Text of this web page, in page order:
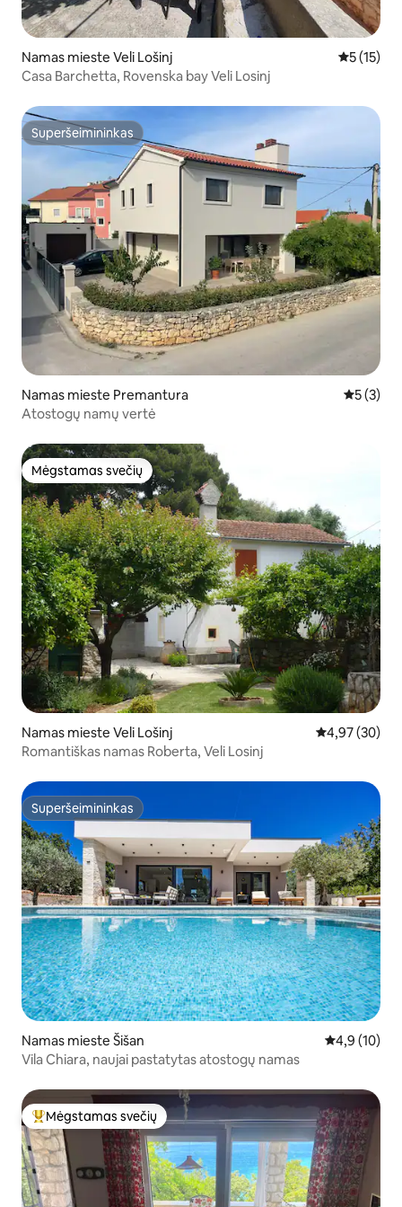
Namas mieste Veli Lošinj Vidutinis
5 (15)
Casa Barchetta, Rovenska bay Veli Losinj
Superšeimininkas
Superšeimininkas
Namas mieste Premantura Vidutinis
5 (3)
Atostogų namų vertė
Mėgstamas svečių
Mėgstamas svečių
Namas mieste Veli Lošinj Vidutinis
4,97 (30)
Romantiškas namas Roberta, Veli Losinj
Superšeimininkas
Superšeimininkas
Namas mieste Šišan Vidutinis
4,9 (10)
Vila Chiara, naujai pastatytas atostogų namas
Svečių mėgstamiausias
Mėgstamas svečių